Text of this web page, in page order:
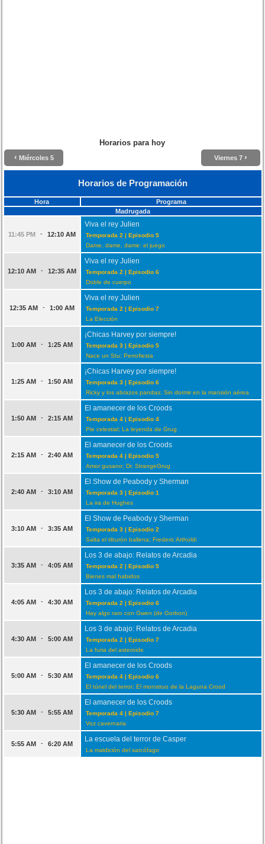
Horarios para hoy
‹ Miércoles 5 Viernes 7 ›
Horarios de Programación
Hora
Programa
Madrugada
11:45 PM - 12:10 AM
Viva el rey Julien
Temporada 2 | Episodio 5
Dame, dame, dame: el juego
12:10 AM - 12:35 AM
Viva el rey Julien
Temporada 2 | Episodio 6
Doble de cuerpo
12:35 AM - 1:00 AM
Viva el rey Julien
Temporada 2 | Episodio 7
La Elección
1:00 AM - 1:25 AM
¡Chicas Harvey por siempre!
Temporada 3 | Episodio 5
Nace un Stu; Perrofiesta
1:25 AM - 1:50 AM
¡Chicas Harvey por siempre!
Temporada 3 | Episodio 6
Ricky y los abrazos pandas; Sin dormir en la mansión aérea
1:50 AM - 2:15 AM
El amanecer de los Croods
Temporada 4 | Episodio 4
Pie celestial; La leyenda de Grug
2:15 AM - 2:40 AM
El amanecer de los Croods
Temporada 4 | Episodio 5
Amor gusano; Dr. StrangeGrug
2:40 AM - 3:10 AM
El Show de Peabody y Sherman
Temporada 3 | Episodio 1
La ira de Hughes
3:10 AM - 3:35 AM
El Show de Peabody y Sherman
Temporada 3 | Episodio 2
Salta el tiburón ballena; Frederic Artholdi
3:35 AM - 4:05 AM
Los 3 de abajo: Relatos de Arcadia
Temporada 2 | Episodio 5
Bienes mal habidos
4:05 AM - 4:30 AM
Los 3 de abajo: Relatos de Arcadia
Temporada 2 | Episodio 6
Hay algo raro con Gwen (de Gorbon)
4:30 AM - 5:00 AM
Los 3 de abajo: Relatos de Arcadia
Temporada 2 | Episodio 7
La furia del asteroide
5:00 AM - 5:30 AM
El amanecer de los Croods
Temporada 4 | Episodio 6
El túnel del terror; El monstruo de la Laguna Crood
5:30 AM - 5:55 AM
El amanecer de los Croods
Temporada 4 | Episodio 7
Voz cavernaria
5:55 AM - 6:20 AM
La escuela del terror de Casper
La maldición del sarcófago